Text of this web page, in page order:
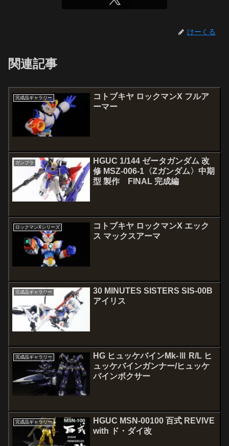
けーくる
関連記事
完成品ギャラリー
コトブキヤ ロックマンX フルア
ーマー
ガンプラ
HGUC 1/144 ゼータガンダム 改
修 MSZ-006-1〈Zガンダム〉中期
型 製作 FINAL 完成編
ロックマンXシリーズ
コトブキヤ ロックマンX エック
ス マックスアーマ
完成品ギャラリー
30 MINUTES SISTERS SIS-00B
アイリス
完成品ギャラリー
HG ヒュッケバインMk-Ⅲ R/L ヒ
ュッケバインガンナー/ヒュッケ
バインボクサー
完成品ギャラリー
HGUC MSN-00100 百式 REVIVE
with ド・ダイ改